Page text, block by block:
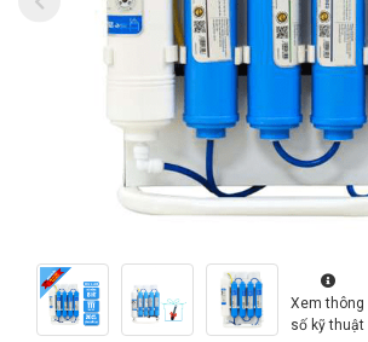
Xem thông
số kỹ thuật